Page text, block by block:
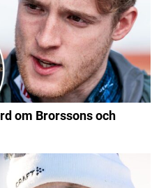
om Brorssons och